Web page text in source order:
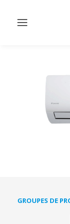
Afficher/masquer
GROUPES DE